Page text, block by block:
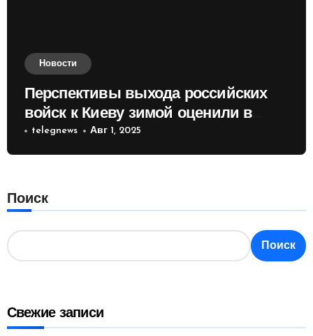
Новости
Перспективы выхода российских
войск к Киеву зимой оценили в
России
telegnews Авг 1, 2025
Поиск
Поиск
Свежие записи